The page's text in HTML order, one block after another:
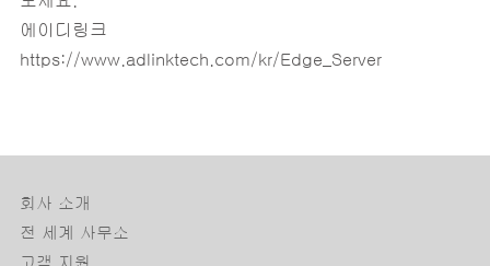
에이디링크
https://www.adlinktech.com/kr/Edge_Server
회사 소개
전 세계 사무소
고객 지원